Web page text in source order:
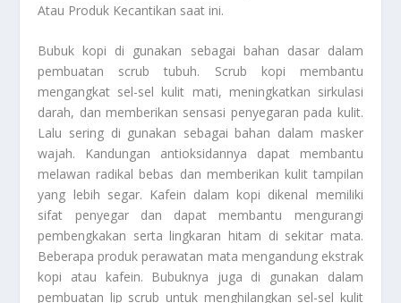
Atau Produk Kecantikan saat ini.
Bubuk kopi di gunakan sebagai bahan dasar dalam
pembuatan scrub tubuh. Scrub kopi membantu
mengangkat sel-sel kulit mati, meningkatkan sirkulasi
darah, dan memberikan sensasi penyegaran pada kulit.
Lalu sering di gunakan sebagai bahan dalam masker
wajah. Kandungan antioksidannya dapat membantu
melawan radikal bebas dan memberikan kulit tampilan
yang lebih segar. Kafein dalam kopi dikenal memiliki
sifat penyegar dan dapat membantu mengurangi
pembengkakan serta lingkaran hitam di sekitar mata.
Beberapa produk perawatan mata mengandung ekstrak
kopi atau kafein. Bubuknya juga di gunakan dalam
pembuatan lip scrub untuk menghilangkan sel-sel kulit